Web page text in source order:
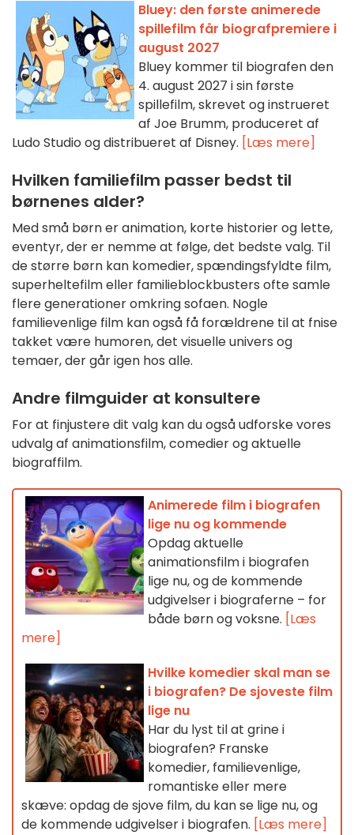
Bluey: den første animerede
spillefilm får biografpremiere i
august 2027
Bluey kommer til biografen den
4. august 2027 i sin første
spillefilm, skrevet og instrueret
af Joe Brumm, produceret af
Ludo Studio og distribueret af Disney. [Læs mere]
Hvilken familiefilm passer bedst til
børnenes alder?
Med små børn er animation, korte historier og lette,
eventyr, der er nemme at følge, det bedste valg. Til
de større børn kan komedier, spændingsfyldte film,
superheltefilm eller familieblockbusters ofte samle
flere generationer omkring sofaen. Nogle
familievenlige film kan også få forældrene til at fnise
takket være humoren, det visuelle univers og
temaer, der går igen hos alle.
Andre filmguider at konsultere
For at finjustere dit valg kan du også udforske vores
udvalg af animationsfilm, comedier og aktuelle
biograffilm.
Animerede film i biografen
lige nu og kommende
Opdag aktuelle
animationsfilm i biografen
lige nu, og de kommende
udgivelser i biograferne – for
både børn og voksne. [Læs
mere]
Hvilke komedier skal man se
i biografen? De sjoveste film
lige nu
Har du lyst til at grine i
biografen? Franske
komedier, familievenlige,
romantiske eller mere
skæve: opdag de sjove film, du kan se lige nu, og
de kommende udgivelser i biografen. [Læs mere]